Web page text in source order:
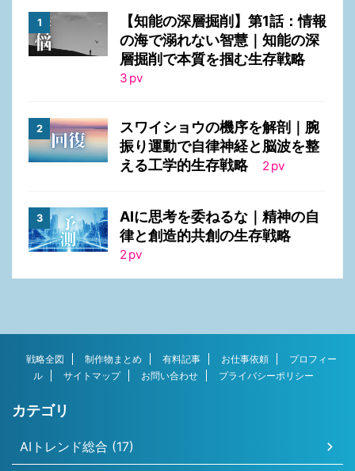
【知能の深層掘削】第1話：情報
の海で溺れない智慧｜知能の深
層掘削で本質を掴む生存戦略
3 pv
スワイショウの機序を解剖｜腕
振り運動で自律神経と脳波を整
える工学的生存戦略
2 pv
AIに思考を委ねるな｜精神の自
律と創造的共創の生存戦略
2 pv
戦略全図 制作物まとめ 有料記事 お仕事依頼
プロフィー
ル
サイトマップ お問い合わせ プライバシーポリシー
カテゴリ
AIトレンド総合 (17)